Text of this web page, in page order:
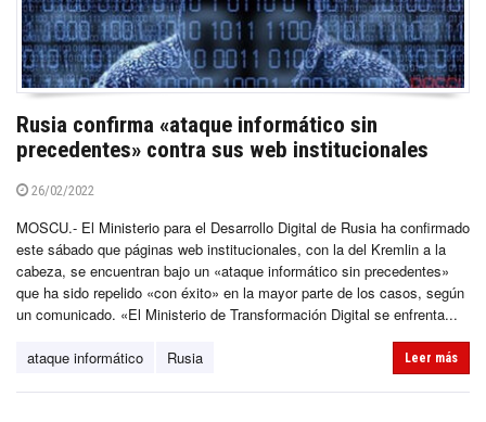
Rusia confirma «ataque informático sin
precedentes» contra sus web institucionales
26/02/2022
MOSCU.- El Ministerio para el Desarrollo Digital de Rusia ha confirmado
este sábado que páginas web institucionales, con la del Kremlin a la
cabeza, se encuentran bajo un «ataque informático sin precedentes»
que ha sido repelido «con éxito» en la mayor parte de los casos, según
un comunicado. «El Ministerio de Transformación Digital se enfrenta...
ataque informático Rusia Leer más